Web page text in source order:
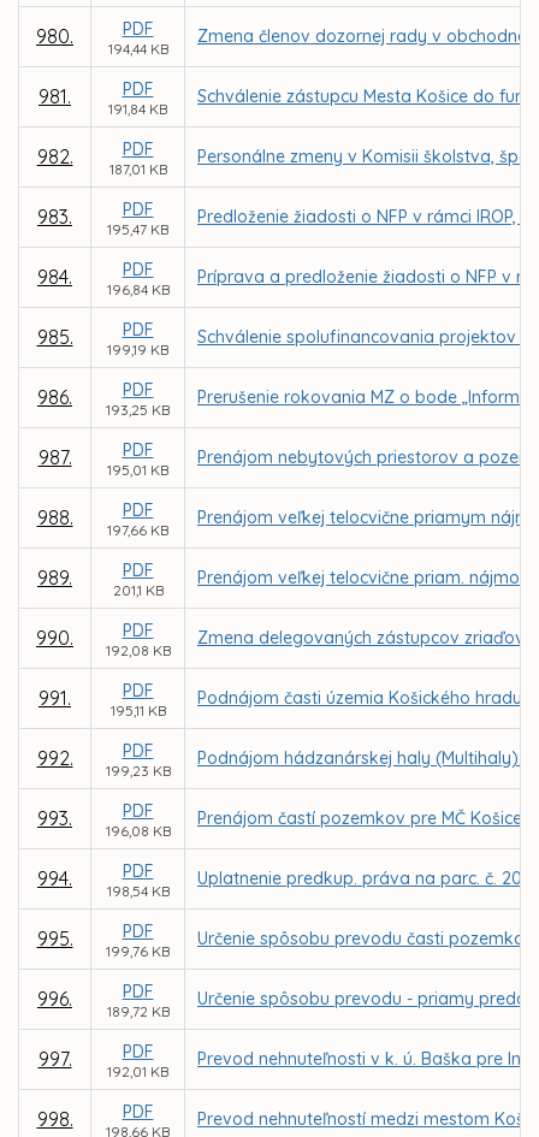
980. PDF
194,44 KB
Zmena členov dozornej rady v obchodnej
981. PDF
191,84 KB
Schválenie zástupcu Mesta Košice do
982. PDF
187,01 KB
Personálne zmeny v Komisii školstva,
983. PDF
195,47 KB
Predloženie žiadosti o NFP v rámci IROP,
984. PDF
196,84 KB
Príprava a predloženie žiadosti o NFP v
985. PDF
199,19 KB
Schválenie spolufinancovania projektov
986. PDF
193,25 KB
Prerušenie rokovania MZ o bode
987. PDF
195,01 KB
Prenájom nebytových priestorov a
988. PDF
197,66 KB
Prenájom veľkej telocvične priamym
989. PDF
201,1 KB
Prenájom veľkej telocvične priam.
990. PDF
192,08 KB
Zmena delegovaných zástupcov
991. PDF
195,11 KB
Podnájom časti územia Košického hradu
992. PDF
199,23 KB
Podnájom hádzanárskej haly (Multihaly)
993. PDF
196,08 KB
Prenájom častí pozemkov pre MČ Košice
994. PDF
198,54 KB
Uplatnenie predkup. práva na parc. č.
995. PDF
199,76 KB
Určenie spôsobu prevodu časti
996. PDF
189,72 KB
Určenie spôsobu prevodu - priamy predaj
997. PDF
192,01 KB
Prevod nehnuteľnosti v k. ú. Baška pre
998. PDF
198,66 KB
Prevod nehnuteľností medzi mestom